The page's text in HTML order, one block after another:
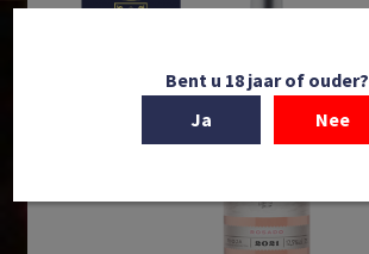
Bent u 18 jaar of ouder?
Ja
Nee